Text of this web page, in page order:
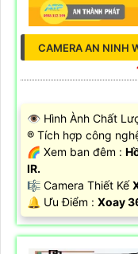
CAMERA AN NINH
👁 Hình Ành Chất
®️ Tích hợp công
🌈 Xem ban đêm :
IR.
🎼️ Camera Thiết Kế
️🔔 Ưu Điểm : Xoay